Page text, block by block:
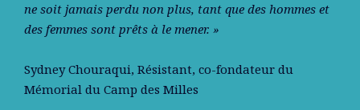
ne soit jamais perdu non plus, tant que des hommes et
des femmes sont prêts à le mener. »
Sydney Chouraqui, Résistant, co-fondateur du
Mémorial du Camp des Milles